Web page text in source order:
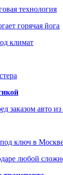
технология
горячая йога
климат
заказом авто
под ключ в
любой